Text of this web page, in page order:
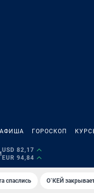
АФИША ГОРОСКОП
USD 82,17
EUR 94,84
спаслись О`КЕЙ